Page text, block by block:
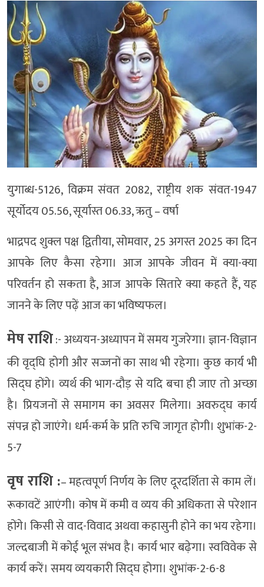
युगाब्ध-5126, विक्रम संवत 2082, राष्ट्रीय शक संवत-1947
सूर्योदय 05.56, सूर्यास्त 06.33, ऋतु – वर्षा
भाद्रपद शुक्ल पक्ष द्वितीया, सोमवार, 25 अगस्त 2025 का दिन
आपके लिए कैसा रहेगा। आज आपके जीवन में क्या-क्या
परिवर्तन हो सकता है, आज आपके सितारे क्या कहते हैं, यह
जानने के लिए पढ़ें आज का भविष्यफल।
मेष राशि:- अध्ययन-अध्यापन में समय गुजरेगा। ज्ञान-विज्ञान
की वृद्घि होगी और सज्जनों का साथ भी रहेगा। कुछ कार्य भी
सिद्घ होंगे। व्यर्थ की भाग-दौड़ से यदि बचा ही जाए तो अच्छा
है। प्रियजनों से समागम का अवसर मिलेगा। अवरुद्घ कार्य
संपन्न हो जाएंगे। धर्म-कर्म के प्रति रुचि जागृत होगी। शुभांक-2-
5-7
वृष राशि :– महत्वपूर्ण निर्णय के लिए दूरदर्शिता से काम लें।
रूकावटें आएंगी। कोष में कमी व व्यय की अधिकता से परेशान
होंगे। किसी से वाद-विवाद अथवा कहासुनी होने का भय रहेगा।
जल्दबाजी में कोई भूल संभव है। कार्य भार बढ़ेगा। स्वविवेक से
कार्य करें। समय व्ययकारी सिद्घ होगा। शुभांक-2-6-8